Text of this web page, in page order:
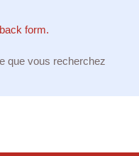
form.
que vous recherchez